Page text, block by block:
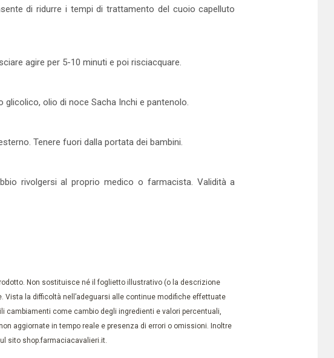
di ridurre i tempi di trattamento del cuoio capelluto
agire per 5-10 minuti e poi risciacquare.
olio di noce Sacha Inchi e pantenolo.
Tenere fuori dalla portata dei bambini.
rivolgersi al proprio medico o farmacista. Validità a
Non sostituisce né il foglietto illustrativo (o la descrizione
la difficoltà nell’adeguarsi alle continue modifiche effettuate
cambiamenti come cambio degli ingredienti e valori percentuali,
aggiornate in tempo reale e presenza di errori o omissioni. Inoltre
sito shop.farmaciacavalieri.it.